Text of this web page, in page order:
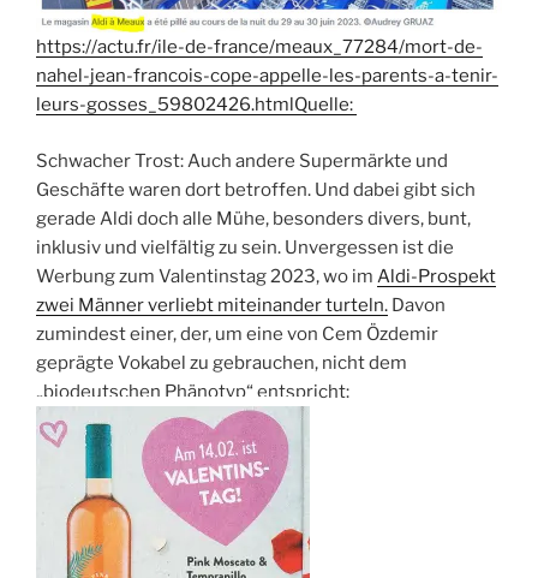
https://actu.fr/ile-de-france/meaux_77284/mort-de-
nahel-jean-francois-cope-appelle-les-parents-a-tenir-
leurs-gosses_59802426.htmlQuelle:
Schwacher Trost: Auch andere Supermärkte und
Geschäfte waren dort betroffen. Und dabei gibt sich
gerade Aldi doch alle Mühe, besonders divers, bunt,
inklusiv und vielfältig zu sein. Unvergessen ist die
Werbung zum Valentinstag 2023, wo im Aldi-Prospekt
zwei Männer verliebt miteinander turteln. Davon
zumindest einer, der, um eine von Cem Özdemir
geprägte Vokabel zu gebrauchen, nicht dem
„biodeutschen Phänotyp“ entspricht: